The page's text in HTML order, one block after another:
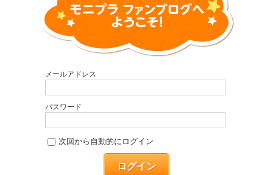
メールアドレス
パスワード
次回から自動的にログイン
ログイン